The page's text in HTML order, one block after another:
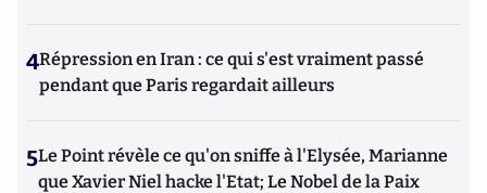
4Répression en Iran : ce qui s'est vraiment passé
pendant que Paris regardait ailleurs
5Le Point révèle ce qu'on sniffe à l'Elysée, Marianne
que Xavier Niel hacke l'Etat; Le Nobel de la Paix